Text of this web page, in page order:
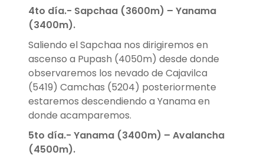
4to día.- Sapchaa (3600m) – Yanama
(3400m).
Saliendo el Sapchaa nos dirigiremos en
ascenso a Pupash (4050m) desde donde
observaremos los nevado de Cajavilca
(5419) Camchas (5204) posteriormente
estaremos descendiendo a Yanama en
donde acamparemos.
5to día.- Yanama (3400m) – Avalancha
(4500m).